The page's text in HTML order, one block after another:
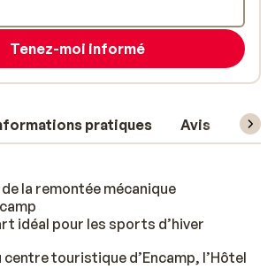
pratiques Avis
la remontée mécanique
idéal pour les sports d’hiver
touristique d’Encamp, l’Hôtel
Tenez-moi informé